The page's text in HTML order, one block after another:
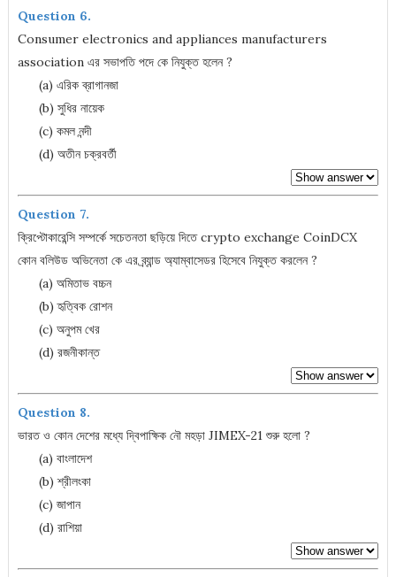
Question 6.
Consumer electronics and appliances manufacturers
association এর সভাপতি পদে কে নিযুক্ত হলেন ?
(a) এরিক ব্রাগানজা
(b) সুধির নায়েক
(c) কমল নন্দী
(d) অতীন চক্রবর্তী
Question 7.
ক্রিপ্টোকারেন্সি সম্পর্কে সচেতনতা ছড়িয়ে দিতে crypto exchange CoinDCX
কোন বলিউড অভিনেতা কে এর ব্র্যান্ড অ্যাম্বাসেডর হিসেবে নিযুক্ত করলেন ?
(a) অমিতাভ বচ্চন
(b) হৃত্বিক রোশন
(c) অনুপম খের
(d) রজনীকান্ত
Question 8.
ভারত ও কোন দেশের মধ্যে দ্বিপাক্ষিক নৌ মহড়া JIMEX-21 শুরু হলো ?
(a) বাংলাদেশ
(b) শ্রীলংকা
(c) জাপান
(d) রাশিয়া